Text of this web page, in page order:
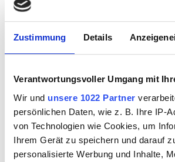
Zustimmung Details
Verantwortungsvoller Umgang mit
Wir und unsere 1022 Partner
persönlichen Daten, wie z. B. Ihre IP-
von Technologien wie Cookies, um
Ihrem Gerät zu speichern und darauf
personalisierte Werbung und Inhalte,
Werkzeuge
Maschinen
Workshops & Know How